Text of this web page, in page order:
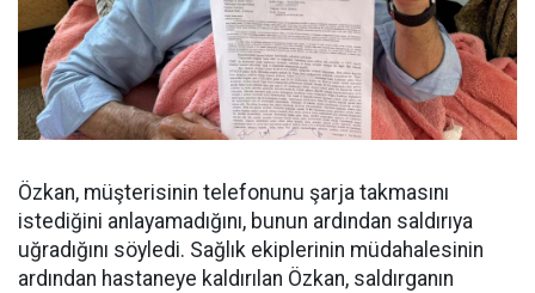
Özkan, müşterisinin telefonunu şarja takmasını
istediğini anlayamadığını, bunun ardından saldırıya
uğradığını söyledi. Sağlık ekiplerinin müdahalesinin
ardından hastaneye kaldırılan Özkan, saldırganın